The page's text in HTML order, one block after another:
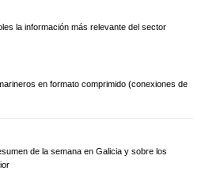
la información más relevante del sector
en formato comprimido (conexiones de
de la semana en Galicia y sobre los